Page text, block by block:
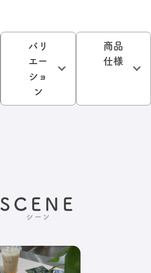
バリ
エー
ショ
ン
商品
仕様
SCENE
シーン